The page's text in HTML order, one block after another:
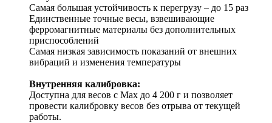
Самая большая устойчивость к перегрузу – до 15 раз
Единственные точные весы, взвешивающие
ферромагнитные материалы без дополнительных
приспособлений
Самая низкая зависимость показаний от внешних
вибраций и изменения температуры
Внутренняя калибровка:
Доступна для весов с Mах до 4 200 г и позволяет
провести калибровку весов без отрыва от текущей
работы.